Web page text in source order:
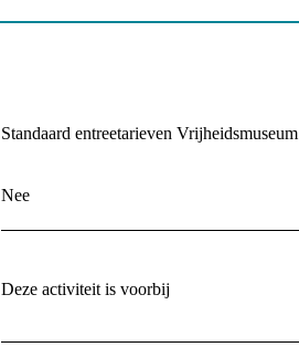
Standaard entreetarieven Vrijheidsmuseum
Nee
Deze activiteit is voorbij